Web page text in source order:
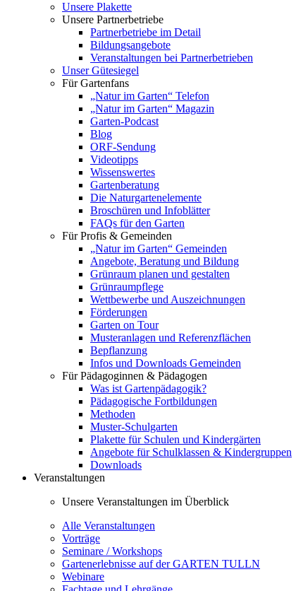
Unsere Plakette
Unsere Partnerbetriebe
Partnerbetriebe im Detail
Bildungsangebote
Veranstaltungen bei Partnerbetrieben
Unser Gütesiegel
Für Gartenfans
„Natur im Garten“ Telefon
„Natur im Garten“ Magazin
Garten-Podcast
Blog
ORF-Sendung
Videotipps
Wissenswertes
Gartenberatung
Die Naturgartenelemente
Broschüren und Infoblätter
FAQs für den Garten
Für Profis & Gemeinden
„Natur im Garten“ Gemeinden
Angebote, Beratung und Bildung
Grünraum planen und gestalten
Grünraumpflege
Wettbewerbe und Auszeichnungen
Förderungen
Garten on Tour
Musteranlagen und Referenzflächen
Bepflanzung
Infos und Downloads Gemeinden
Für Pädagoginnen & Pädagogen
Was ist Gartenpädagogik?
Pädagogische Fortbildungen
Methoden
Muster-Schulgarten
Plakette für Schulen und Kindergärten
Angebote für Schulklassen & Kindergruppen
Downloads
Veranstaltungen
Unsere Veranstaltungen im Überblick
Alle Veranstaltungen
Vorträge
Seminare / Workshops
Gartenerlebnisse auf der GARTEN TULLN
Webinare